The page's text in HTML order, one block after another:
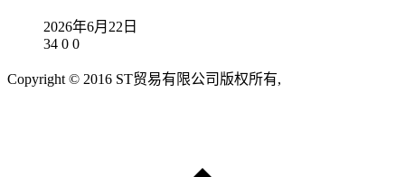
2026年6月22日
34 0 0
Copyright © 2016 ST贸易有限公司版权所有,